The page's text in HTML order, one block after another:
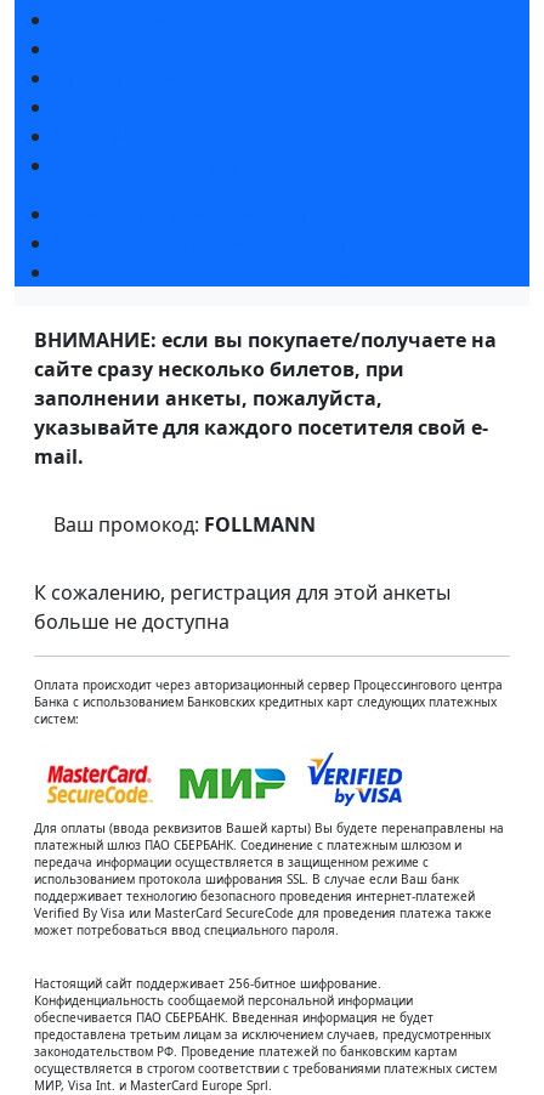
ВНИМАНИЕ: если вы покупаете/получаете на
сайте сразу несколько билетов, при
заполнении анкеты, пожалуйста,
указывайте для каждого посетителя свой e-
mail.
Ваш промокод: FOLLMANN
К сожалению, регистрация для этой анкеты
больше не доступна
Оплата происходит через авторизационный сервер Процессингового центра
Банка с использованием Банковских кредитных карт следующих платежных
систем:
Для оплаты (ввода реквизитов Вашей карты) Вы будете перенаправлены на
платежный шлюз ПАО СБЕРБАНК. Соединение с платежным шлюзом и
передача информации осуществляется в защищенном режиме с
использованием протокола шифрования SSL. В случае если Ваш банк
поддерживает технологию безопасного проведения интернет-платежей
Verified By Visa или MasterCard SecureCode для проведения платежа также
может потребоваться ввод специального пароля.
Настоящий сайт поддерживает 256-битное шифрование.
Конфиденциальность сообщаемой персональной информации
обеспечивается ПАО СБЕРБАНК. Введенная информация не будет
предоставлена третьим лицам за исключением случаев, предусмотренных
законодательством РФ. Проведение платежей по банковским картам
осуществляется в строгом соответствии с требованиями платежных систем
МИР, Visa Int. и MasterCard Europe Sprl.